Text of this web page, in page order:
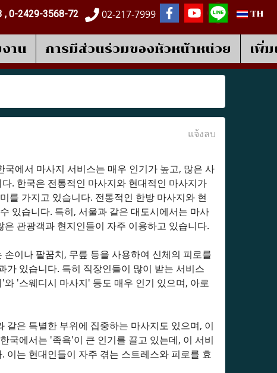
0-2429-3568-72 02-217-7999 TH
าน การมีส่วนร่วมของหัวหน้าหน่วย เพิ่
แจ้งลบ
서 마사지 서비스는 매우 인기가 높고, 많은 사
. 한국은 전통적인 마사지와 현대적인 마사지가
를 가지고 있습니다. 전통적인 한방 마사지와 현
있습니다. 특히, 서울과 같은 대도시에서는 마사
관광객과 현지인들이 자주 이용하고 있습니다.
이나 팔꿈치, 무릎 등을 사용하여 신체의 피로를
있습니다. 특히 직장인들이 많이 받는 서비스
'스웨디시 마사지' 등도 매우 인기 있으며, 아로
은 특별한 부위에 집중하는 마사지도 있으며, 이
국에서는 '족욕'이 큰 인기를 끌고 있는데, 이 서비
이는 현대인들이 자주 겪는 스트레스와 피로를 효